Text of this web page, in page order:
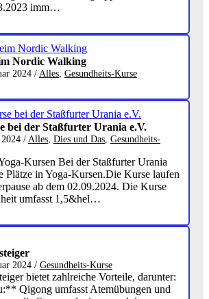
imm…
Nordic Walking
2024 / Alles Gesundheits-Kurse
bei der Staßfurter Urania e.V.
/ Alles Dies und Das Gesundheits-
Kursen Bei der Staßfurter Urania
Plätze in Yoga-Kursen.Die Kurse laufen
ab dem 02.09.2024. Die Kurse
umfasst 1,5&hel…
2024 / Gesundheits-Kurse
bietet zahlreiche Vorteile, darunter:
Qigong umfasst Atemübungen und